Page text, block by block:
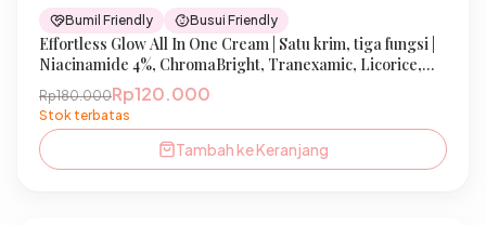
New
Bumil Friendly Busui Friendly
Effortless Glow All In One Cream | Satu krim, tiga fungsi |
Niacinamide 4%, ChromaBright, Tranexamic, Licorice,
Sunscreen Agent | Mencerahkan, Melembabkan &
Melindungi Kulit Wajah | Bumil & Busui Friendly | IBELLE
SKIN
Rp180.000Rp120.000
Stok terbatas
Tambah ke Keranjang